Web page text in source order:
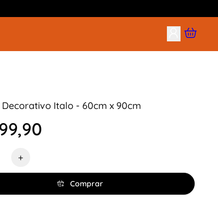
Italo - 60cm x 90cm
+
Comprar